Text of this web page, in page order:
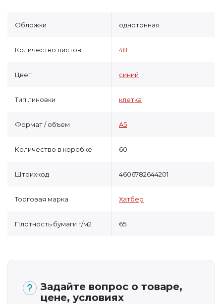
Обложки однотонная
Количество листов 48
Цвет синий
Тип линовки клетка
Формат / объем A5
Количество в коробке 60
Штрихкод 4606782644201
Торговая марка Хатбер
Плотность бумаги г/м2 65
Задайте вопрос о товаре,
цене, условиях